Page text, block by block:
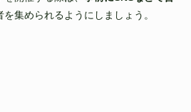
集められるようにしましょう。